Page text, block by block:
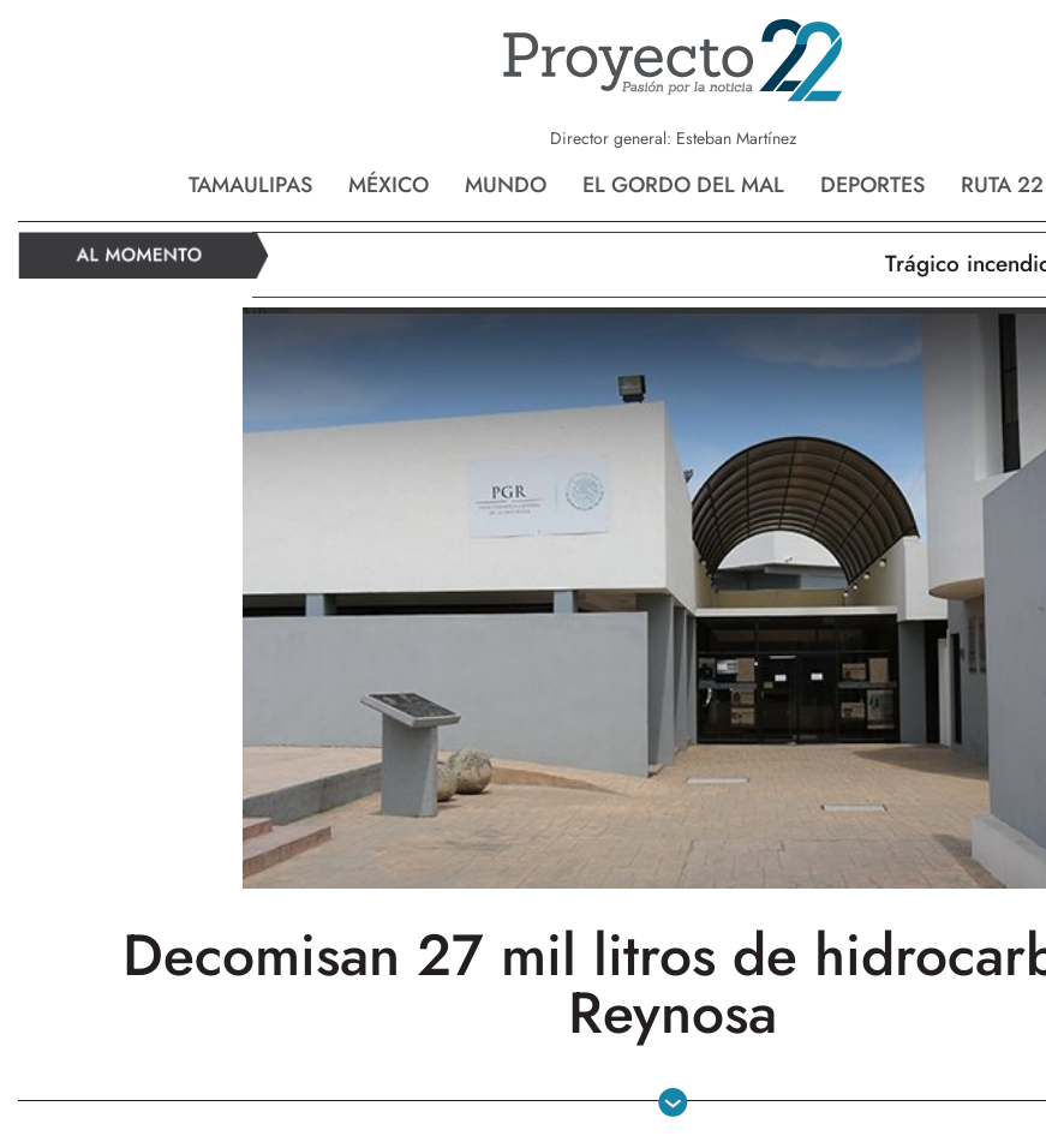
Director general: Esteban Martínez
TAMAULIPAS MÉXICO MUNDO EL GORDO DEL MAL DEPORTES RUTA 22
Reynosa Nvo. Laredo
Trágico incendio
Decomisan 27 mil litros de
Reynosa